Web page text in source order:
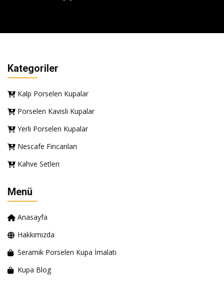
Kategoriler
Kalp Porselen Kupalar
Porselen Kavisli Kupalar
Yerli Porselen Kupalar
Nescafe Fincanları
Kahve Setleri
Menü
Anasayfa
Hakkımızda
Seramik Porselen Kupa İmalatı
Kupa Blog